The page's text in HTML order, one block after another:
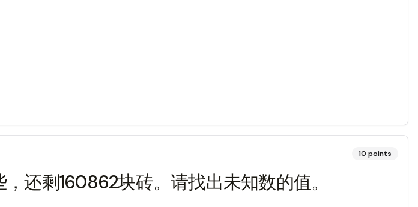
10 points
还剩160862块砖。请找出未知数的值。